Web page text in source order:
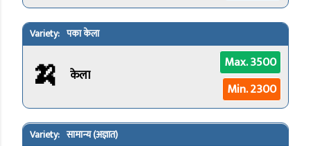
पका केला
🍌 केला
Max. 3500
Min. 2300
सामान्य (अज्ञात)